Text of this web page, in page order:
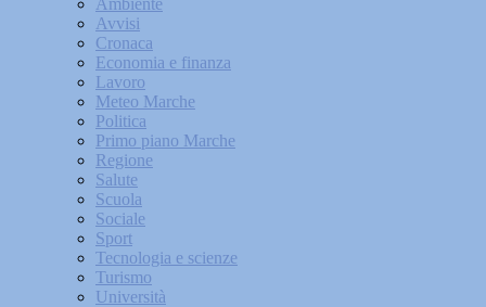
Ambiente
Avvisi
Cronaca
Economia e finanza
Lavoro
Meteo Marche
Politica
Primo piano Marche
Regione
Salute
Scuola
Sociale
Sport
Tecnologia e scienze
Turismo
Università